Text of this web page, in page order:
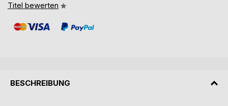
Titel bewerten
BESCHREIBUNG